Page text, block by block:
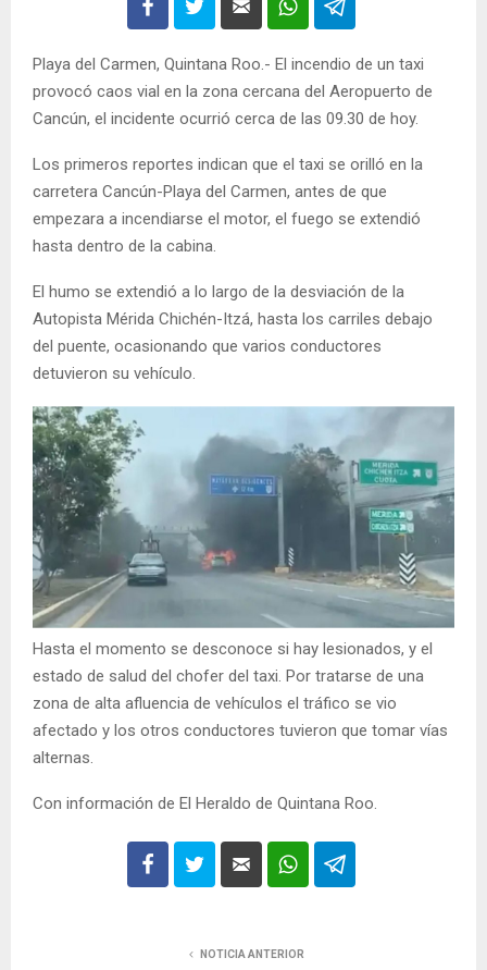
Playa del Carmen, Quintana Roo.- El incendio de un taxi
provocó caos vial en la zona cercana del Aeropuerto de
Cancún, el incidente ocurrió cerca de las 09.30 de hoy.
Los primeros reportes indican que el taxi se orilló en la
carretera Cancún-Playa del Carmen, antes de que
empezara a incendiarse el motor, el fuego se extendió
hasta dentro de la cabina.
El humo se extendió a lo largo de la desviación de la
Autopista Mérida Chichén-Itzá, hasta los carriles debajo
del puente, ocasionando que varios conductores
detuvieron su vehículo.
Hasta el momento se desconoce si hay lesionados, y el
estado de salud del chofer del taxi. Por tratarse de una
zona de alta afluencia de vehículos el tráfico se vio
afectado y los otros conductores tuvieron que tomar vías
alternas.
Con información de El Heraldo de Quintana Roo.
NOTICIA ANTERIOR